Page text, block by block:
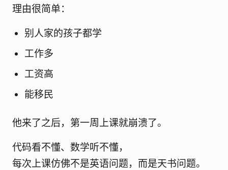
理由很简单：
别人家的孩子都学
工作多
工资高
能移民
他来了之后，第一周上课就崩溃了。
代码看不懂、数学听不懂，
每次上课仿佛不是英语问题，而是天书问题。